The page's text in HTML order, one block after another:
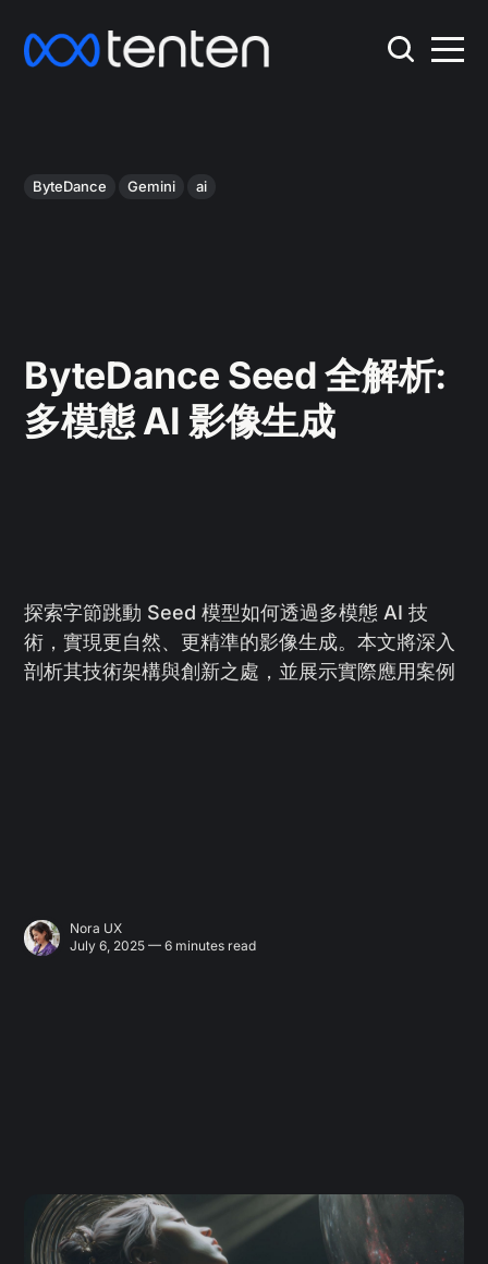
ByteDance Gemini ai
ByteDance Seed 全解析:
多模態 AI 影像生成
探索字節跳動 Seed 模型如何透過多模態 AI 技
術，實現更自然、更精準的影像生成。本文將深入
剖析其技術架構與創新之處，並展示實際應用案例
Nora UX
July 6, 2025 — 6 minutes read